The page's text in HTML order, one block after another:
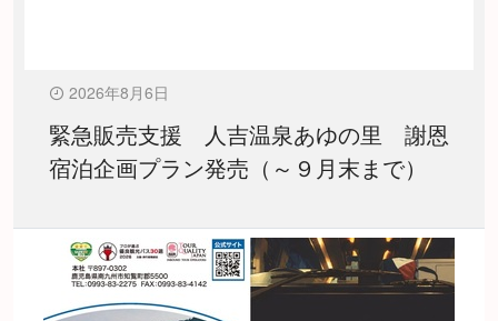
2026年8月6日
緊急販売支援 人吉温泉あゆの里 謝恩
宿泊企画プラン発売（～９月末まで）